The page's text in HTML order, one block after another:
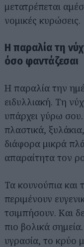
μετατρέπεται
νομικές κυρώσεις.
Η παραλία τη
όσο φαντάζεσαι
Η παραλία την
ειδυλλιακή. Τη
υπάρχει γύρω
πλαστικά,
διάφορα μικρά
απαραίτητα τον
Τα κουνούπια και
περιμένουν
τσιμπήσουν. Και
πιο βολικά
υγρασία, το κρύο